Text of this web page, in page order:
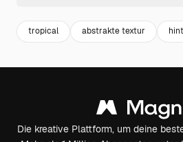
tropical abstrakte textur
Die kreative Plattform, um deine